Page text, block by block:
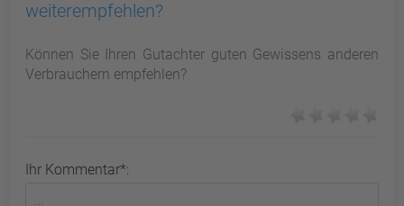
weiterempfehlen?
Können Sie Ihren Gutachter guten Gewissens anderen
Verbrauchern empfehlen?
Ihr Kommentar*: